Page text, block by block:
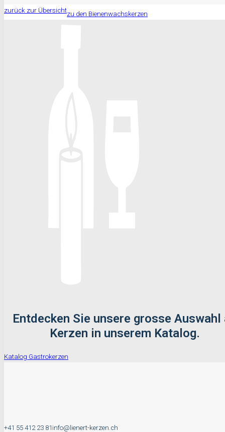
zurück zur Übersichtzu den Bienenwachskerzen
Entdecken Sie unsere grosse Auswahl
Kerzen in unserem Katalog.
Katalog Gastrokerzen
+41 55 412 23 81 info@lienert-kerzen.ch